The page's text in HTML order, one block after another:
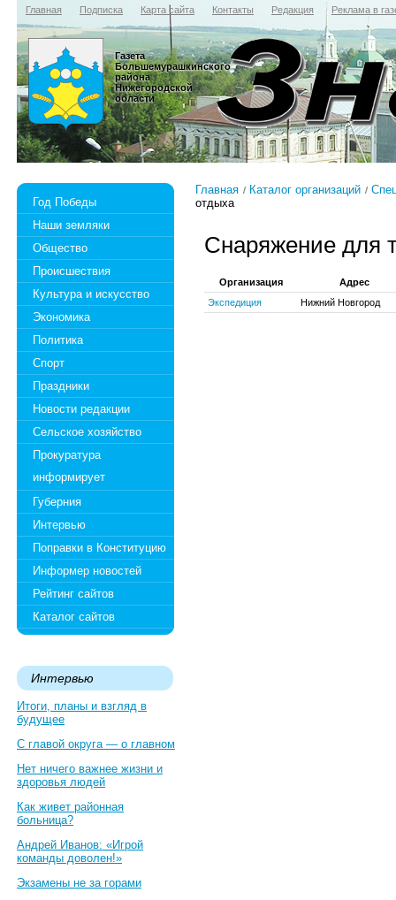
Главная Подписка Карта сайта Контакты Редакция Реклама в
Газета
Большемурашкинского
района
Нижегородской
области
Год Победы
Наши земляки
Общество
Происшествия
Культура и искусство
Экономика
Политика
Спорт
Праздники
Новости редакции
Сельское хозяйство
Прокуратура
информирует
Губерния
Интервью
Поправки в Конституцию
Информер новостей
Рейтинг сайтов
Каталог сайтов
Интервью
Итоги, планы и взгляд в
будущее
С главой округа — о главном
Нет ничего важнее жизни и
здоровья людей
Как живет районная
больница?
Андрей Иванов: «Игрой
команды доволен!»
Экзамены не за горами
Главная Каталог организаций
отдыха
Снаряжение для
Организация
Адрес
Экспедиция
Нижний Новгород